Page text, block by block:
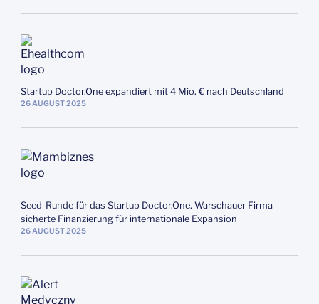
Startup Doctor.One expandiert mit 4 Mio. € nach Deutschland
26AUGUST2025
Seed‑Runde für das Startup Doctor.One. Warschauer Firma
sicherte Finanzierung für internationale Expansion
26AUGUST2025